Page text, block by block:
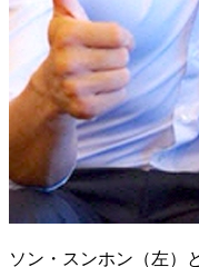
ソン・スンホン（左）